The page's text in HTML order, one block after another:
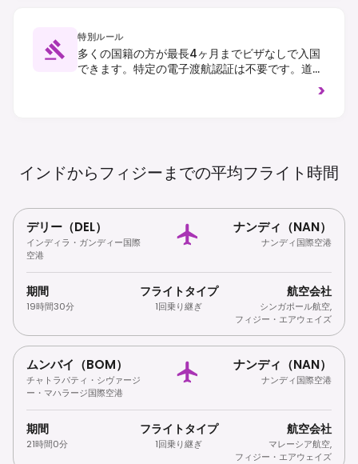
特別ルール
多くの国籍の方が最長4ヶ月までビザなしで入国
できます。特定の電子渡航認証は不要です。道路
は左側通行です。持ち込み品には厳格な検疫規則>
インドからフィジーまでの平均フライト時間
デリー（DEL）
インディラ・ガンディー国際
空港
ナンディ（NAN）
ナンディ国際空港
期間
19時間30分
フライトタイプ
1回乗り継ぎ
航空会社
シンガポール航空,
フィジー・エアウェイズ
ムンバイ（BOM）
チャトラパティ・シヴァージ
ー・マハラージ国際空港
ナンディ（NAN）
ナンディ国際空港
期間
21時間0分
フライトタイプ
1回乗り継ぎ
航空会社
マレーシア航空,
フィジー・エアウェイズ